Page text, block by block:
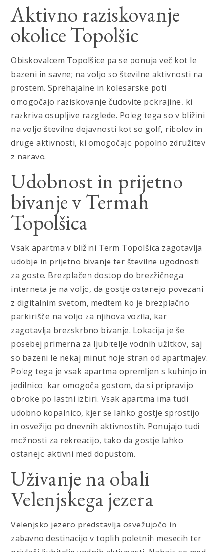
Aktivno raziskovanje
okolice Topolšic
Obiskovalcem Topolšice pa se ponuja več kot le
bazeni in savne; na voljo so številne aktivnosti na
prostem. Sprehajalne in kolesarske poti
omogočajo raziskovanje čudovite pokrajine, ki
razkriva osupljive razglede. Poleg tega so v bližini
na voljo številne dejavnosti kot so golf, ribolov in
druge aktivnosti, ki omogočajo popolno združitev
z naravo.
Udobnost in prijetno
bivanje v Termah
Topolšica
Vsak apartma v bližini Term Topolšica zagotavlja
udobje in prijetno bivanje ter številne ugodnosti
za goste. Brezplačen dostop do brezžičnega
interneta je na voljo, da gostje ostanejo povezani
z digitalnim svetom, medtem ko je brezplačno
parkirišče na voljo za njihova vozila, kar
zagotavlja brezskrbno bivanje. Lokacija je še
posebej primerna za ljubitelje vodnih užitkov, saj
so bazeni le nekaj minut hoje stran od apartmajev.
Poleg tega je vsak apartma opremljen s kuhinjo in
jedilnico, kar omogoča gostom, da si pripravijo
obroke po lastni izbiri. Vsak apartma ima tudi
udobno kopalnico, kjer se lahko gostje sprostijo
in osvežijo po dnevnih aktivnostih. Ponujajo tudi
možnosti za rekreacijo, tako da gostje lahko
ostanejo aktivni med dopustom.
Uživanje na obali
Velenjskega jezera
Velenjsko jezero predstavlja osvežujočo in
zabavno destinacijo v toplih poletnih mesecih ter